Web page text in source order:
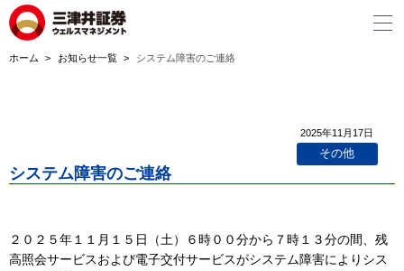
ホーム お知らせ一覧 システム障害のご連絡
システム障害のご連絡
2025年11月17日
その他
２０２５年１１月１５日（土）６時００分から７時１３分の間、残
高照会サービスおよび電子交付サービスがシステム障害によりシス